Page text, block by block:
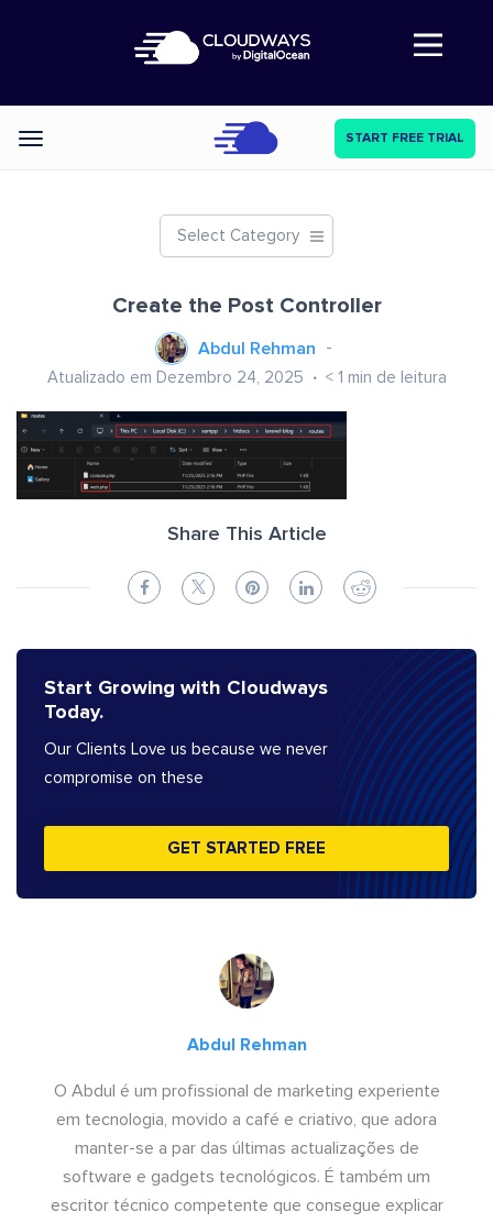
Abre a navegação
Categories START FREE TRIAL
Select Category
Create the Post Controller
Abdul Rehman
Atualizado em Dezembro 24, 2025 < 1 min de leitura
Share This Article
Start Growing with Cloudways
Today.
Our Clients Love us because we never
compromise on these
GET STARTED FREE
Abdul Rehman
O Abdul é um profissional de marketing experiente
em tecnologia, movido a café e criativo, que adora
manter-se a par das últimas actualizações de
software e gadgets tecnológicos. É também um
escritor técnico competente que consegue explicar